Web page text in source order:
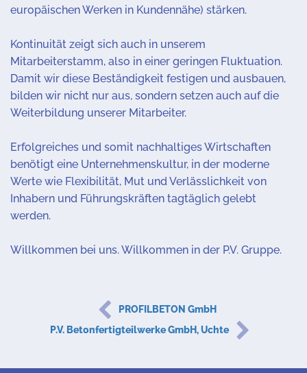
europäischen Werken in Kundennähe) stärken.
Kontinuität zeigt sich auch in unserem
Mitarbeiterstamm, also in einer geringen Fluktuation.
Damit wir diese Beständigkeit festigen und ausbauen,
bilden wir nicht nur aus, sondern setzen auch auf die
Weiterbildung unserer Mitarbeiter.
Erfolgreiches und somit nachhaltiges Wirtschaften
benötigt eine Unternehmenskultur, in der moderne
Werte wie Flexibilität, Mut und Verlässlichkeit von
Inhabern und Führungskräften tagtäglich gelebt
werden.
Willkommen bei uns. Willkommen in der P.V. Gruppe.
PROFILBETON GmbH
P.V. Betonfertigteilwerke GmbH, Uchte